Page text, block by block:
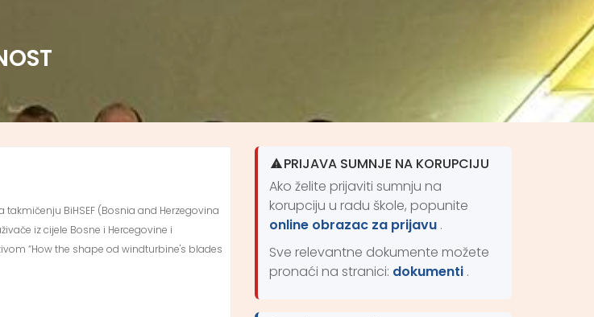
BiHSEF (Bosnia and Herzegovina
iz cijele Bosne i Hercegovine i
“How the shape od windturbine's blades
PRIJAVA SUMNJE NA KORUPCIJU
Ako želite prijaviti sumnju na
korupciju u radu škole, popunite
online obrazac za prijavu .
Sve relevantne dokumente možete
pronaći na stranici: dokumenti .